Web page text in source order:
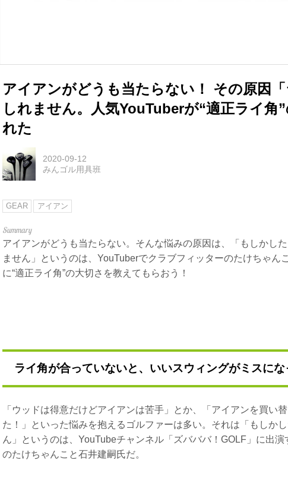
アイアンがどうも当たらない！ その原因
しれません。人気YouTuberが“適正ライ角
れた
2020-09-12
みんゴル用具班
GEAR アイアン
アイアンがどうも当たらない。そんな悩みの原因は、「もしかし
ません」というのは、YouTuberでクラブフィッターのたけちゃん
に“適正ライ角”の大切さを教えてもらおう！
ライ角が合っていないと、いいスウィングがミスに
「ウッドは得意だけどアイアンは苦手」とか、「アイアンを買い
た！」といった悩みを抱えるゴルファーは多い。それは「もしか
ん」というのは、YouTubeチャンネル「ズバババ！GOLF」に出
のたけちゃんこと石井建嗣氏だ。